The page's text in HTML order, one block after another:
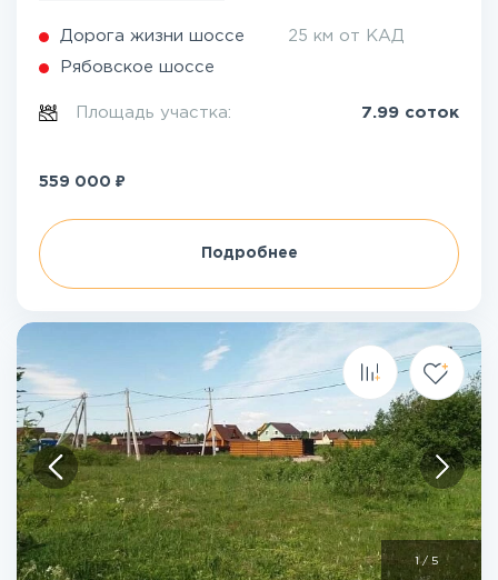
Дорога жизни шоссе 25 км от КАД
Рябовское шоссе
Площадь участка: 7.99 соток
559 000 ₽
Подробнее
1/ 5